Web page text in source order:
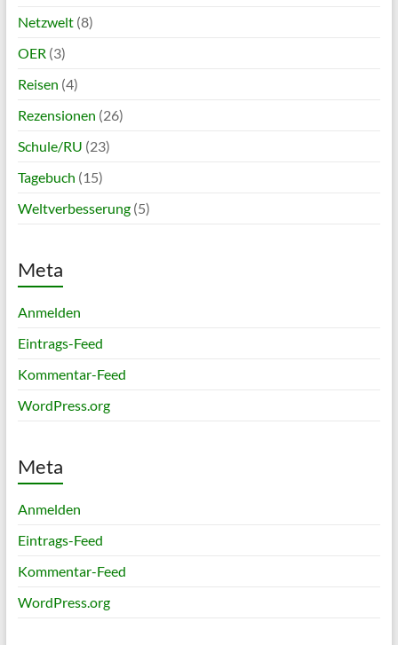
Netzwelt(8)
OER (3)
Reisen (4)
Rezensionen (26)
Schule/RU (23)
Tagebuch (15)
Weltverbesserung(5)
Meta
Anmelden
Eintrags-Feed
Kommentar-Feed
WordPress.org
Meta
Anmelden
Eintrags-Feed
Kommentar-Feed
WordPress.org